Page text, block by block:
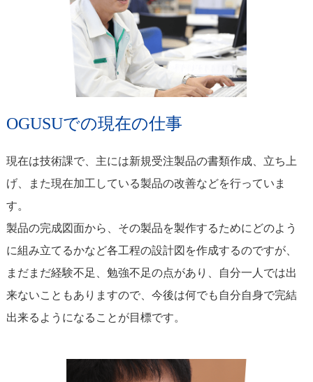
OGUSUでの現在の仕事
現在は技術課で、主には新規受注製品の書類作成、立ち上
げ、また現在加工している製品の改善などを行っていま
す。
製品の完成図面から、その製品を製作するためにどのよう
に組み立てるかなど各工程の設計図を作成するのですが、
まだまだ経験不足、勉強不足の点があり、自分一人では出
来ないこともありますので、今後は何でも自分自身で完結
出来るようになることが目標です。